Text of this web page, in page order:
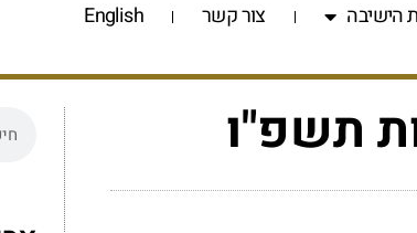
הישיבה צור קשר English
תשפ"ו